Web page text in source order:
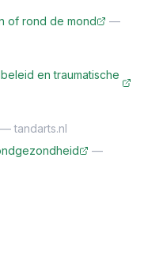
of rond de mond
—
en traumatische
—tandarts.nl
—